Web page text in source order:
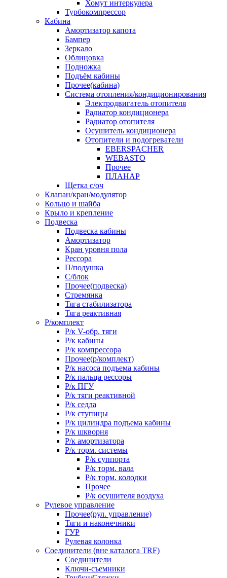
Хомут интеркулера
Турбокомпрессор
Кабина
Амортизатор капота
Бампер
Зеркало
Облицовка
Подножка
Подъём кабины
Прочее(кабина)
Система отопления/кондиционирования
Электродвигатель отопителя
Радиатор кондиционера
Радиатор отопителя
Осушитель кондиционера
Отопители и подогреватели
EBERSPACHER
WEBASTO
Прочее
ПЛАНАР
Щетка с/оч
Клапан/кран/модулятор
Кольцо и шайба
Крыло и крепление
Подвеска
Подвеска кабины
Амортизатор
Кран уровня пола
Рессора
П/подушка
С/блок
Прочее(подвеска)
Стремянка
Тяга стабилизатора
Тяга реактивная
Р/комплект
Р/к V-обр. тяги
Р/к кабины
Р/к компрессора
Прочее(р/комплект)
Р/к насоса подъема кабины
Р/к пальца рессоры
Р/к ПГУ
Р/к тяги реактивной
Р/к седла
Р/к ступицы
Р/к цилиндра подъема кабины
Р/к шкворня
Р/к амортизатора
Р/к торм. системы
Р/к суппорта
Р/к торм. вала
Р/к торм. колодки
Прочее
Р/к осушителя воздуха
Рулевое управление
Прочее(рул. управление)
Тяги и наконечники
ГУР
Рулевая колонка
Соединители (вне каталога TRF)
Соединители
Ключи-cъемники